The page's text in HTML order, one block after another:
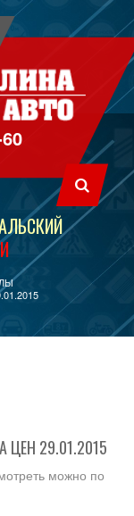
29.01.2015
можно по